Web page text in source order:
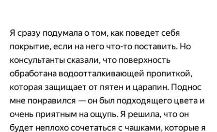
Я сразу подумала о том, как поведет себя
покрытие, если на него что-то поставить. Но
консультанты сказали, что поверхность
обработана водоотталкивающей пропиткой,
которая защищает от пятен и царапин. Поднос
мне понравился — он был подходящего цвета и
очень приятным на ощупь. Я решила, что он
будет неплохо сочетаться с чашками, которые я